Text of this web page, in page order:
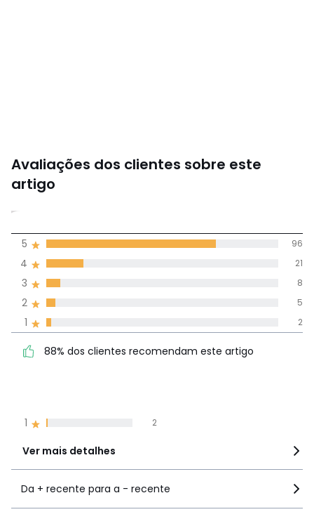
Avaliações dos clientes sobre este
artigo
4,5
(132)
1 2
recomendam este artigo
Ver mais detalhes
1 2
2 5
3 8
4 21
5 96
88% dos clientes recomendam este artigo
Da + recente para a - recente